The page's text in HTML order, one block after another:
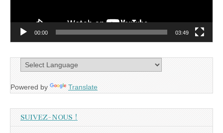
00:00 03:49
Powered by Translate
SUIVEZ-NOUS !